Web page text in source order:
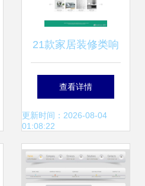
21款家居装修类响
应式布局网页设计
模板打包下载指南
查看详情
更新时间：2026-08-04
01:08:22